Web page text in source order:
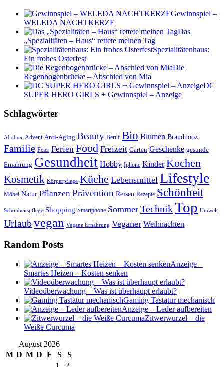
Gewinnspiel –
WELEDA NACHTKERZE
Das
„Spezialitäten – Haus“ rettete meinen Tag
Spezialitätenhaus:
Ein frohes Osterfest
Die
Regenbogenbrücke – Abschied von Mia
DC
SUPER HERO GIRLS + Gewinnspiel – Anzeige
Schlagwörter
Abobox Advent Anti-Aging Beauty Beruf Bio Blumen Brandnooz
Familie Feier Ferien Food Freizeit Garten Geschenke gesunde
Ernährung Gesundheit Hobby Iphone Kinder Kochen
Kosmetik Körperpflege Küche Lebensmittel Lifestyle
Möbel Natur Pflanzen Prävention Reisen Rezepte Schönheit
Schönheitspflege Shopping Smartphone Sommer TechnikTop Umwelt
Urlaubvegan Vegane Ernährung Veganer Weihnachten
Random Posts
Anzeige –
Smartes Heizen – Kosten senken
Videoüberwachung – Was ist überhaupt erlaubt?
Gaming Tastatur mechanisch
Anzeige – Leder aufbereiten
Zitwerwurzel – die
Weiße Curcuma
August 2026
M D M D F S
S